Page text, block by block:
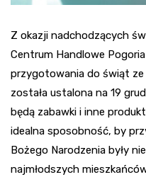
Z okazji nadchodzących
Centrum Handlowe
przygotowania do świąt
została ustalona na 19
będą zabawki i inne
idealna sposobność, by
Bożego Narodzenia były
najmłodszych